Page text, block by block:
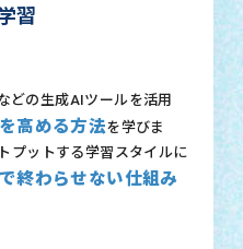
習
どの生成AIツールを活用
高める方法を学びま
プットする学習スタイルに
終わらせない仕組み